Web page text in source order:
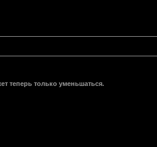
теперь только уменьшаться.